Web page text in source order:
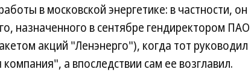
в московской энергетике: в частности, он
назначенного в сентябре гендиректором ПАО
акций "Ленэнерго"), когда тот руководил
а впоследствии сам ее возглавил.